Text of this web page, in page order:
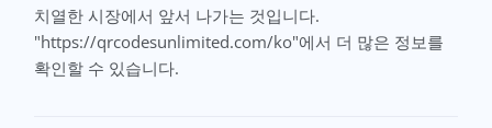
치열한 시장에서 앞서 나가는 것입니다.
"https://qrcodesunlimited.com/ko"에서 더 많은 정보를
확인할 수 있습니다.